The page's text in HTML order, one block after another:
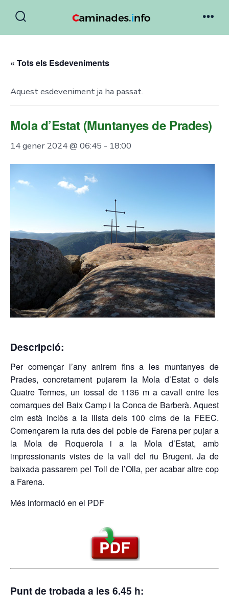
Toggle
« Tots els Esdeveniments
Aquest esdeveniment ja ha passat.
Mola d’Estat (Muntanyes de Prades)
14 gener 2024 @ 06:45 - 18:00
Descripció:
Per començar l’any anirem fins a les muntanyes de
Prades, concretament pujarem la Mola d’Estat o dels
Quatre Termes, un tossal de 1136 m a cavall entre les
comarques del Baix Camp i la Conca de Barberà. Aquest
cim està inclòs a la llista dels 100 cims de la FEEC.
Començarem la ruta des del poble de Farena per pujar a
la Mola de Roquerola i a la Mola d’Estat, amb
impressionants vistes de la vall del riu Brugent. Ja de
baixada passarem pel Toll de l’Olla, per acabar altre cop
a Farena.
Més informació en el PDF
Punt de trobada a les 6.45 h: